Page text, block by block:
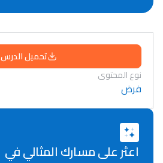
تحميل الدرس
نوع المحتوى
فرض
اعثر على مسارك المثالي في